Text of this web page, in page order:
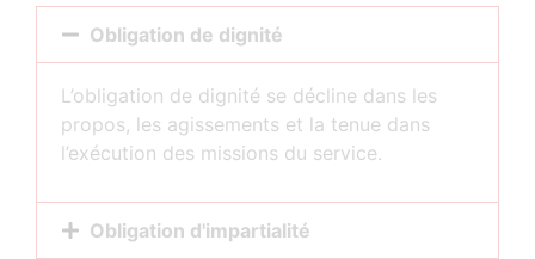
Obligation de dignité
L’obligation de dignité se décline dans les
propos, les agissements et la tenue dans
l’exécution des missions du service.
Obligation d'impartialité